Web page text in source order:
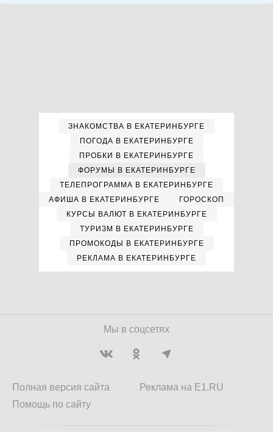
ЗНАКОМСТВА В ЕКАТЕРИНБУРГЕ
ПОГОДА В ЕКАТЕРИНБУРГЕ
ПРОБКИ В ЕКАТЕРИНБУРГЕ
ФОРУМЫ В ЕКАТЕРИНБУРГЕ
ТЕЛЕПРОГРАММА В ЕКАТЕРИНБУРГЕ
АФИША В ЕКАТЕРИНБУРГЕ
ГОРОСКОП
КУРСЫ ВАЛЮТ В ЕКАТЕРИНБУРГЕ
ТУРИЗМ В ЕКАТЕРИНБУРГЕ
ПРОМОКОДЫ В ЕКАТЕРИНБУРГЕ
РЕКЛАМА В ЕКАТЕРИНБУРГЕ
Мы в соцсетях
Полная версия сайта
Помощь по сайту
Реклама на E1.RU